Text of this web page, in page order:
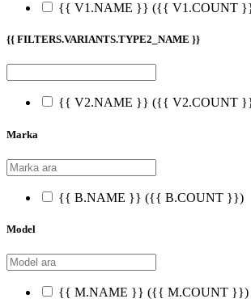
{{ V1.NAME }} ({{ V1.COUNT
{{ FILTERS.VARIANTS.TYPE2_NAME }}
{{ V2.NAME }} ({{ V2.COUNT
Marka
{{ B.NAME }} ({{ B.COUNT }})
Model
{{ M.NAME }} ({{ M.COUNT }})